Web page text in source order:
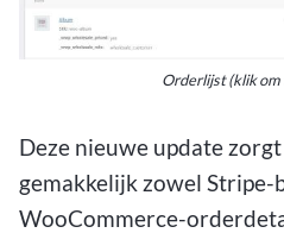
Orderlijst (klik
Deze nieuwe update
gemakkelijk zowel Stripe-
WooCommerce-